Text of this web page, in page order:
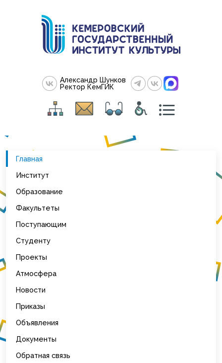
Александр Шунков
Ректор КемГИК
Главная
Институт
Образование
Факультеты
Поступающим
Студенту
Проекты
Атмосфера
Новости
Приказы
Объявления
Документы
Обратная связь